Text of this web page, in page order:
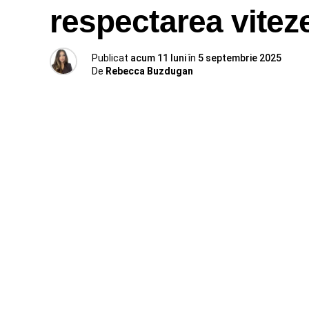
respectarea
Publicat acum 11 luniîn 5 septembrie 2025
De Rebecca Buzdugan